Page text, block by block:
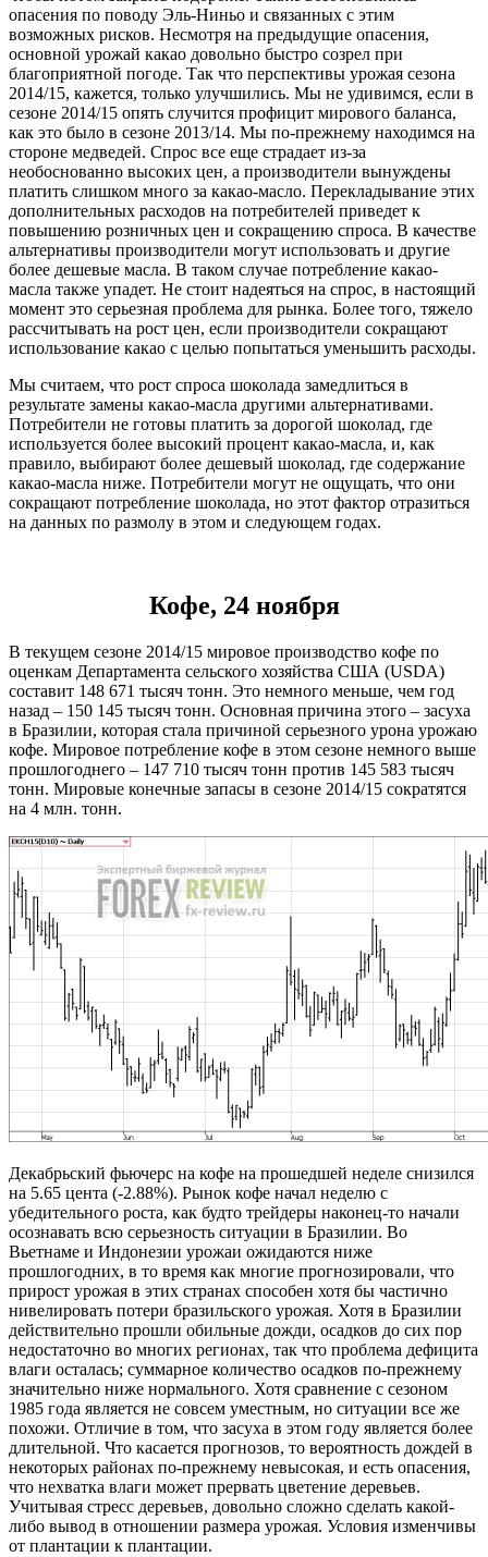
опасения по поводу Эль-Ниньо и связанных с этим
возможных рисков. Несмотря на предыдущие опасения,
основной урожай какао довольно быстро созрел при
благоприятной погоде. Так что перспективы урожая сезона
2014/15, кажется, только улучшились. Мы не удивимся, если в
сезоне 2014/15 опять случится профицит мирового баланса,
как это было в сезоне 2013/14. Мы по-прежнему находимся на
стороне медведей. Спрос все еще страдает из-за
необоснованно высоких цен, а производители вынуждены
платить слишком много за какао-масло. Перекладывание этих
дополнительных расходов на потребителей приведет к
повышению розничных цен и сокращению спроса. В качестве
альтернативы производители могут использовать и другие
более дешевые масла. В таком случае потребление какао-
масла также упадет. Не стоит надеяться на спрос, в настоящий
момент это серьезная проблема для рынка. Более того, тяжело
рассчитывать на рост цен, если производители сокращают
использование какао с целью попытаться уменьшить расходы.
Мы считаем, что рост спроса шоколада замедлиться в
результате замены какао-масла другими альтернативами.
Потребители не готовы платить за дорогой шоколад, где
используется более высокий процент какао-масла, и, как
правило, выбирают более дешевый шоколад, где содержание
какао-масла ниже. Потребители могут не ощущать, что они
сокращают потребление шоколада, но этот фактор отразиться
на данных по размолу в этом и следующем годах.
Кофе, 24 ноября
В текущем сезоне 2014/15 мировое производство кофе по
оценкам Департамента сельского хозяйства США (USDA)
составит 148 671 тысяч тонн. Это немного меньше, чем год
назад – 150 145 тысяч тонн. Основная причина этого – засуха
в Бразилии, которая стала причиной серьезного урона урожаю
кофе. Мировое потребление кофе в этом сезоне немного выше
прошлогоднего – 147 710 тысяч тонн против 145 583 тысяч
тонн. Мировые конечные запасы в сезоне 2014/15 сократятся
на 4 млн. тонн.
Декабрьский фьючерс на кофе на прошедшей неделе снизился
на 5.65 цента (-2.88%). Рынок кофе начал неделю с
убедительного роста, как будто трейдеры наконец-то начали
осознавать всю серьезность ситуации в Бразилии. Во
Вьетнаме и Индонезии урожаи ожидаются ниже
прошлогодних, в то время как многие прогнозировали, что
прирост урожая в этих странах способен хотя бы частично
нивелировать потери бразильского урожая. Хотя в Бразилии
действительно прошли обильные дожди, осадков до сих пор
недостаточно во многих регионах, так что проблема дефицита
влаги осталась; суммарное количество осадков по-прежнему
значительно ниже нормального. Хотя сравнение с сезоном
1985 года является не совсем уместным, но ситуации все же
похожи. Отличие в том, что засуха в этом году является более
длительной. Что касается прогнозов, то вероятность дождей в
некоторых районах по-прежнему невысокая, и есть опасения,
что нехватка влаги может прервать цветение деревьев.
Учитывая стресс деревьев, довольно сложно сделать какой-
либо вывод в отношении размера урожая. Условия изменчивы
от плантации к плантации.